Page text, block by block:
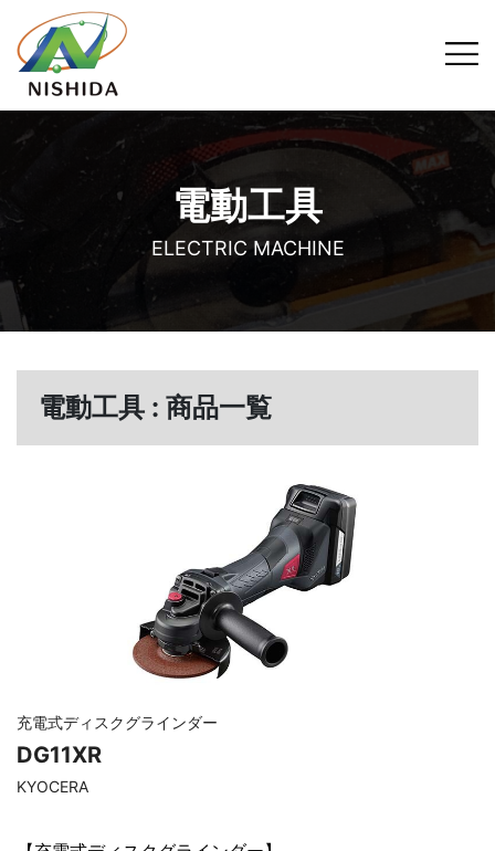
電動工具
ELECTRIC MACHINE
電動工具 : 商品一覧
充電式ディスクグラインダー
DG11XR
KYOCERA